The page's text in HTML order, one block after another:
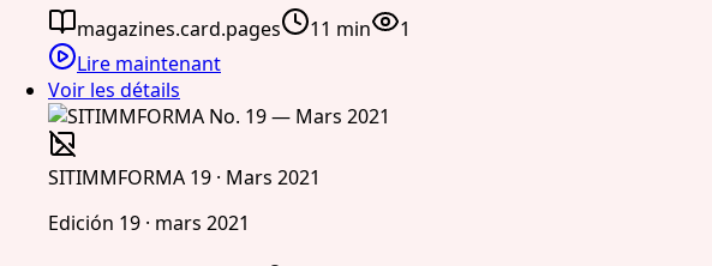
magazines.card.pages 11 min
1
Lire maintenant
Voir les détails
SITIMMFORMA 19 · Mars 2021
Edición 19 · mars 2021